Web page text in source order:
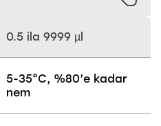
0.5 ila 9999 µl
5-35°C, %80’e kadar
nem